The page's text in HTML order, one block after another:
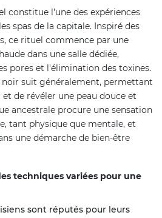
constitue l'une des expériences
spas de la capitale. Inspiré des
ce rituel commence par une
dans une salle dédiée,
pores et l'élimination des toxines.
suit généralement, permettant
de révéler une peau douce et
ancestrale procure une sensation
tant physique que mentale, et
une démarche de bien-être
techniques variées pour une
sont réputés pour leurs